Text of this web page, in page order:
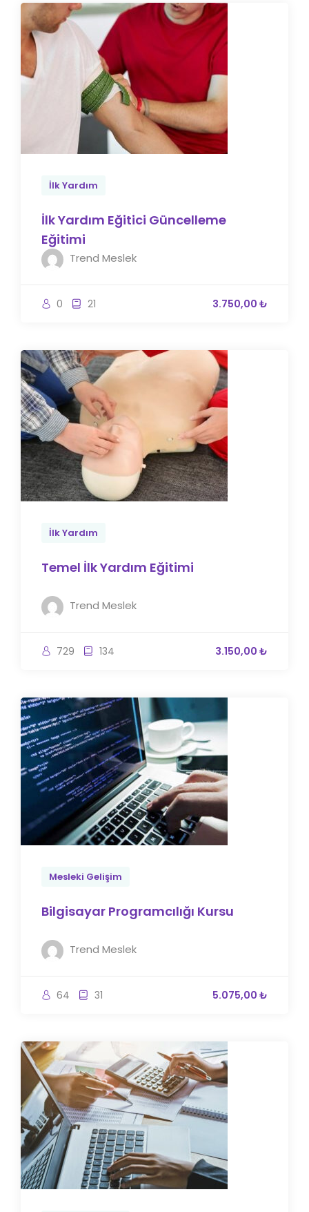
İlk Yardım
İlk Yardım Eğitici Güncelleme
Eğitimi
Trend Meslek
0 21 3.750,00 ₺
İlk Yardım
Temel İlk Yardım Eğitimi
Trend Meslek
729 134 3.150,00 ₺
Mesleki Gelişim
Bilgisayar Programcılığı Kursu
Trend Meslek
64 31 5.075,00 ₺